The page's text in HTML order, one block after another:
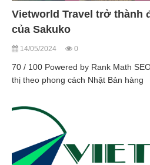
Vietworld Travel trở thành
của Sakuko
14/05/2024 0
70 / 100 Powered by Rank Math
thị theo phong cách Nhật Bản hàng